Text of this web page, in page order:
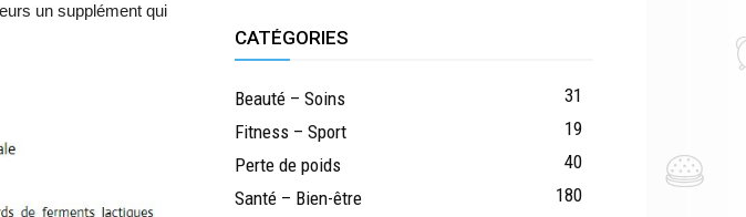
un supplément qui
CATÉGORIES
Beauté – Soins
31
Fitness – Sport
19
Perte de poids
40
Santé – Bien-être
180